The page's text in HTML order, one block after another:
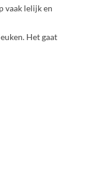
vaak lelijk en
Het gaat